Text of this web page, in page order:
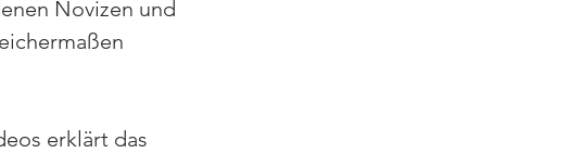
Novizen und
erklärt das